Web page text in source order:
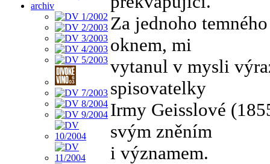
archiv
Za jednoho
oknem, mi
vytanul v mysli
spisovatelky
Irmy Geisslové
svým zněním
i významem.